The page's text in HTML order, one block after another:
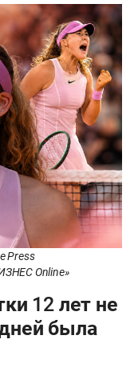
Press
Online»
12 лет не
была